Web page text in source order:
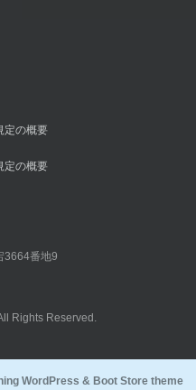
定の概要
定の概要
3664番地9
Rights Reserved.
WordPress & Boot Store theme